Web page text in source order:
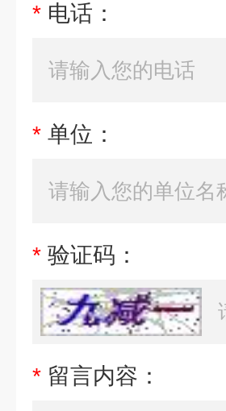
* 电话：
* 单位：
* 验证码：
* 留言内容：